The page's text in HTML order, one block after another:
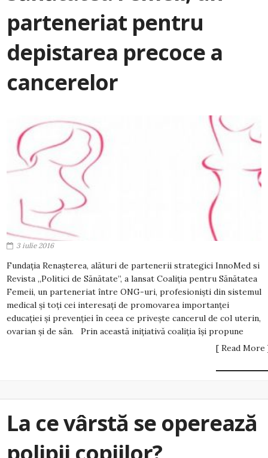
parteneriat pentru
depistarea precoce a
cancerelor
3 iulie 2016
Fundația Renașterea, alături de partenerii strategici InnoMed si
Revista „Politici de Sănătate”, a lansat Coaliția pentru Sănătatea
Femeii, un parteneriat între ONG-uri, profesioniști din sistemul
medical și toți cei interesați de promovarea importanței
educației și prevenției în ceea ce privește cancerul de col uterin,
ovarian și de sân. Prin această inițiativă coaliția își propune
[ Read More
La ce vârstă se operează